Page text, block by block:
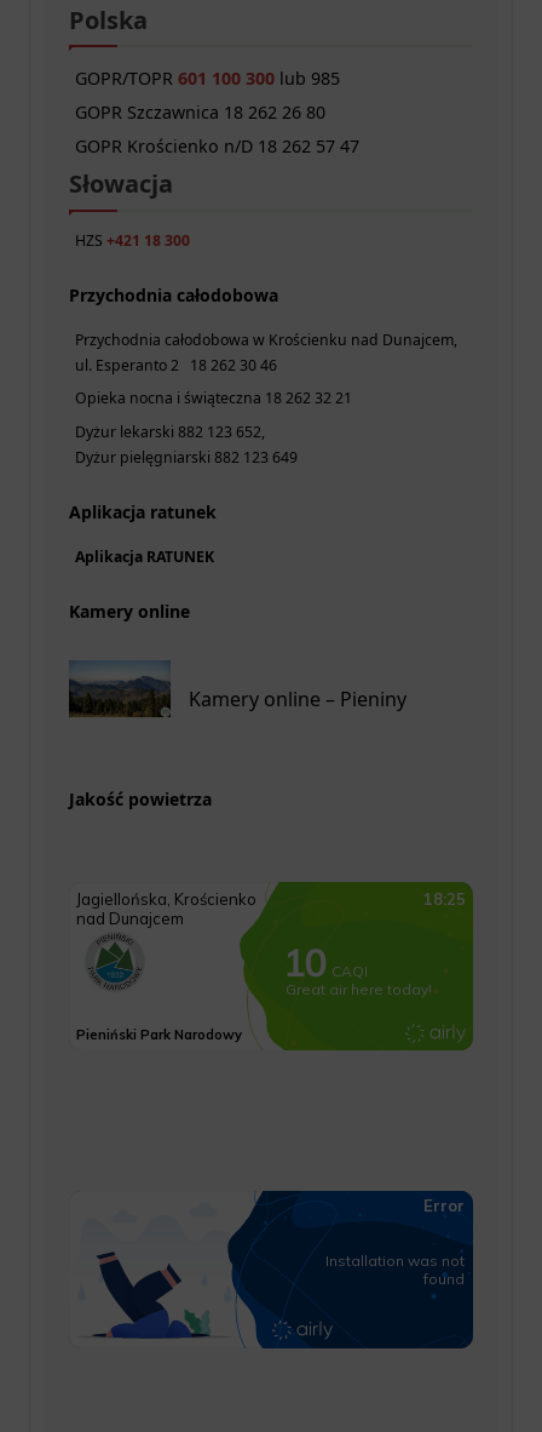
Polska
GOPR/TOPR601 100 300 lub 985
GOPR Szczawnica 18 262 26 80
GOPR Krościenko n/D 18 262 57 47
Słowacja
HZS +421 18 300
Przychodnia całodobowa
Przychodnia całodobowa w Krościenku nad Dunajcem,
ul. Esperanto 2 18 262 30 46
Opieka nocna i świąteczna 18 262 32 21
Dyżur lekarski 882 123 652,
Dyżur pielęgniarski 882 123 649
Aplikacja ratunek
Aplikacja RATUNEK
Kamery online
Kamery online – Pieniny
Jakość powietrza